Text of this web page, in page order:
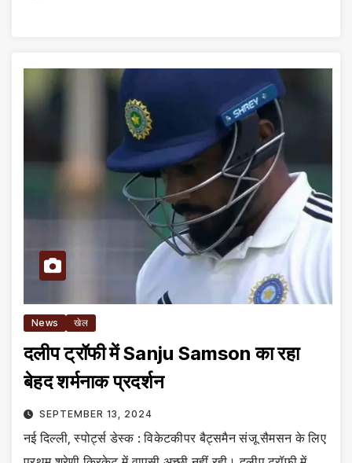
News खेल
दलीप ट्रॉफी में Sanju Samson का रहा
बेहद शर्मनाक प्रदर्शन
SEPTEMBER 13, 2024
नई दिल्ली, स्पोर्ट्स डेस्क : विकेटकीपर बैट्समैन संजू सैमसन के लिए